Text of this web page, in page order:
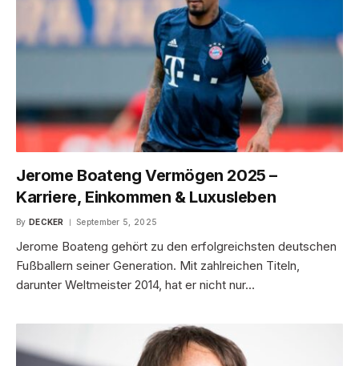
Jerome Boateng Vermögen 2025 –
Karriere, Einkommen & Luxusleben
By DECKER September 5, 2025
Jerome Boateng gehört zu den erfolgreichsten deutschen
Fußballern seiner Generation. Mit zahlreichen Titeln,
darunter Weltmeister 2014, hat er nicht nur…